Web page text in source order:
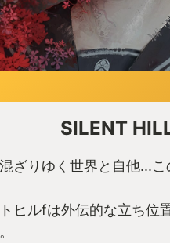
SILENT
ざりゆく世界と自他...
ヒルfは外伝的な立ち位